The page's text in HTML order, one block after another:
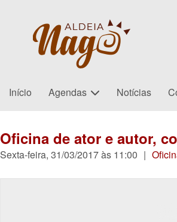
Início Agendas Notícias
Oficina de ator e autor,
Sexta-feira, 31/03/2017 às 11:00 |